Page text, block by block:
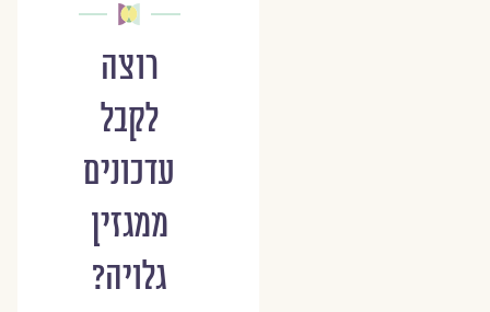
רוצה
לקבל
עדכונים
ממגזין
גלויה?